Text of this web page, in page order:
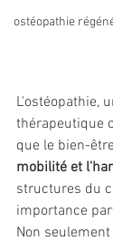
ostéopathie
L'ostéopathie,
thérapeutique
que le bien-
mobilité et
structures du
importance
Non